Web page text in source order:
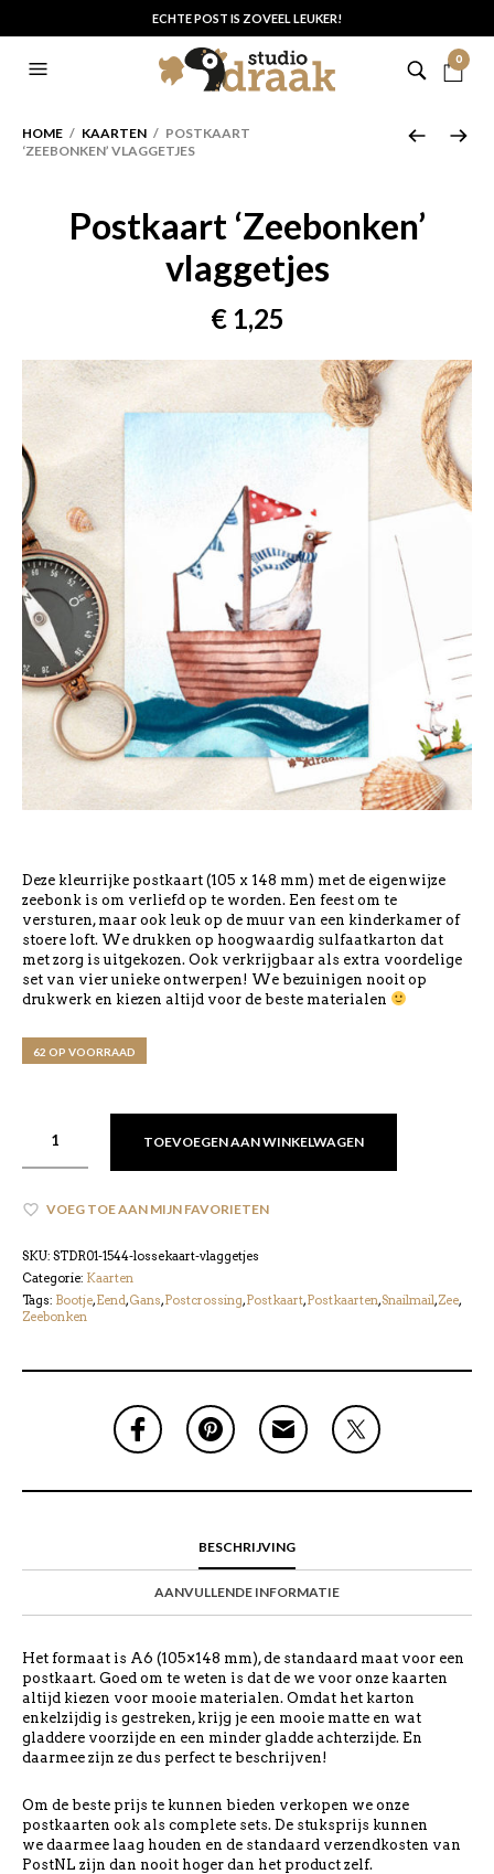
ECHTE POST IS ZOVEEL LEUKER!
0
HOME / KAARTEN / POSTKAART
‘ZEEBONKEN’ VLAGGETJES
Postkaart ‘Zeebonken’
vlaggetjes
€1,25
Deze kleurrijke postkaart (105 x 148 mm) met de eigenwijze
zeebonk is om verliefd op te worden. Een feest om te
versturen, maar ook leuk op de muur van een kinderkamer of
stoere loft. We drukken op hoogwaardig sulfaatkarton dat
met zorg is uitgekozen. Ook verkrijgbaar als extra voordelige
set van vier unieke ontwerpen! We bezuinigen nooit op
drukwerk en kiezen altijd voor de beste materialen
62 OP VOORRAAD
TOEVOEGEN AAN WINKELWAGEN
VOEG TOE AAN MIJN FAVORIETEN
SKU: STDR01-1544-lossekaart-vlaggetjes
Categorie: Kaarten
Tags: Bootje,Eend,Gans,Postcrossing,Postkaart,Postkaarten,Snailmail,Zee,
Zeebonken
BESCHRIJVING
AANVULLENDE INFORMATIE
Het formaat is A6 (105×148 mm), de standaard maat voor een
postkaart. Goed om te weten is dat de we voor onze kaarten
altijd kiezen voor mooie materialen. Omdat het karton
enkelzijdig is gestreken, krijg je een mooie matte en wat
gladdere voorzijde en een minder gladde achterzijde. En
daarmee zijn ze dus perfect te beschrijven!
Om de beste prijs te kunnen bieden verkopen we onze
postkaarten ook als complete sets. De stuksprijs kunnen
we daarmee laag houden en de standaard verzendkosten van
PostNL zijn dan nooit hoger dan het product zelf.